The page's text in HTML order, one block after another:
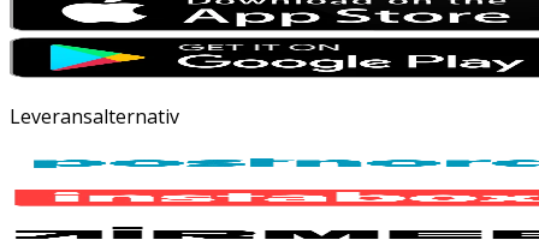
Leveransalternativ